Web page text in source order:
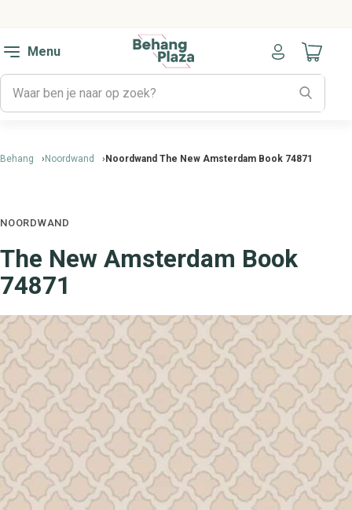
Menu
Naar
Behang Noordwand Noordwand The New Amsterdam Book 74871
NOORDWAND
The New Amsterdam Book
74871